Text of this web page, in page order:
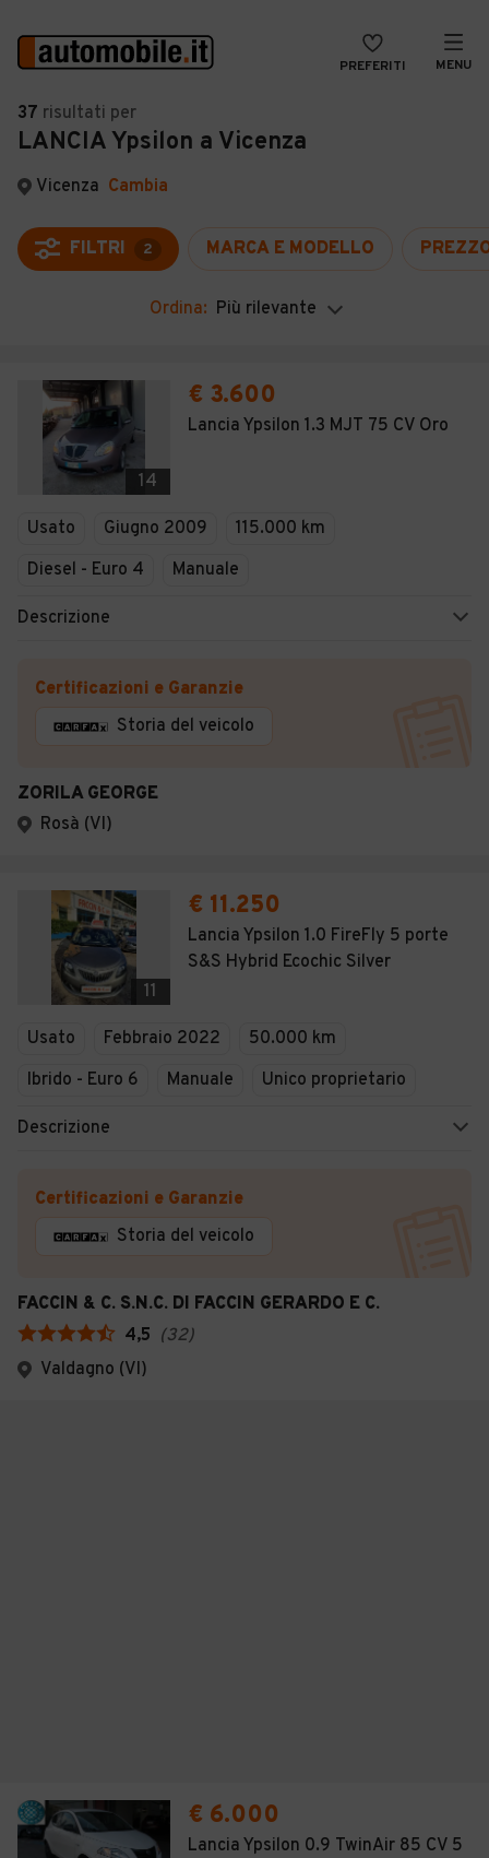
PREFERITI MENU
Auto
Auto usate
Auto Km 0
Auto Nuove
Noleggio a lungo termine
Moto
Camper
Veicoli Commerciali
VENDI
MAGAZINE
ACCEDI
37 risultati per
LANCIA Ypsilon a Vicenza
Vicenza Cambia
FILTRI 2 MARCA E MODELLO
Ordina: Più rilevante
14
€ 3.600
Lancia Ypsilon 1.3 MJT 75 CV Oro
Usato Giugno 2009
115.000 km
Diesel - Euro 4
Manuale
Descrizione
Certificazioni e Garanzie
Storia del veicolo
ZORILA GEORGE
Rosà (VI)
11
€ 11.250
Lancia Ypsilon 1.0 FireFly 5 porte
S&S Hybrid Ecochic Silver
Usato Febbraio 2022
50.000 km
Ibrido - Euro 6
Manuale Unico proprietario
Descrizione
Certificazioni e Garanzie
Storia del veicolo
FACCIN & C. S.N.C. DI FACCIN GERARDO E C.
4,5 (32)
Valdagno (VI)
€ 6.000
Lancia Ypsilon 0.9 TwinAir 85 CV 5